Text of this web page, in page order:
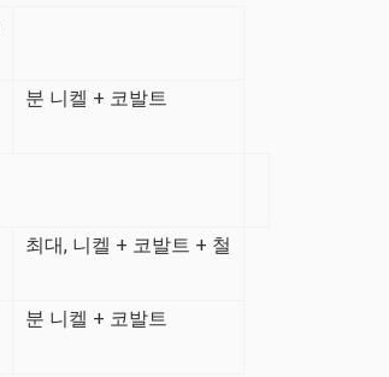
분 니켈 + 코발트
최대, 니켈 + 코발트 + 철
분 니켈 + 코발트